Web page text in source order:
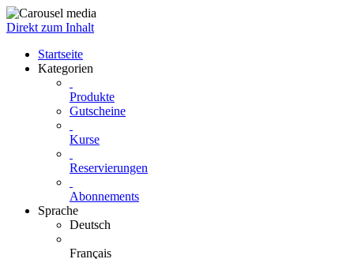
Direkt zum Inhalt
Startseite
Kategorien
Produkte
Gutscheine
Kurse
Reservierungen
Abonnements
Sprache
Deutsch
Français